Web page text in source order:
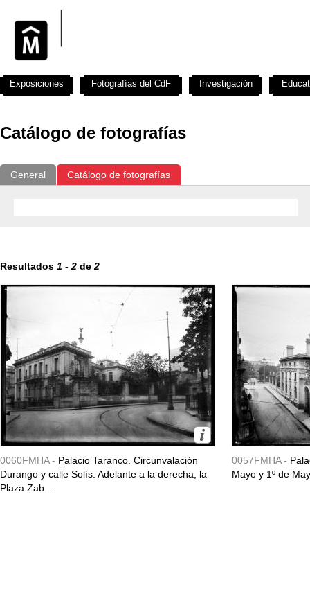
Catálogo de fotografías
General Catálogo de fotografías
Resultados 1 - 2 de 2
0060FMHA - Palacio Taranco. Circunvalación
Durango y calle Solís. Adelante a la derecha, la
Plaza Zab...
0057FMHA -
Mayo y 1º de
Exposiciones Fotografías del CdF Investigación